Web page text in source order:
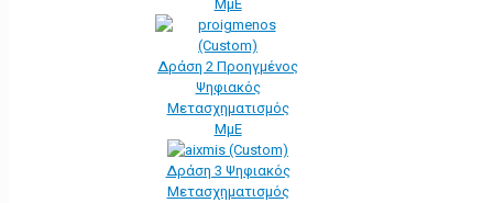
ΜμΕ
Δράση 2 Προηγμένος
Ψηφιακός
Μετασχηματισμός
ΜμΕ
Δράση 3 Ψηφιακός
Μετασχηματισμός